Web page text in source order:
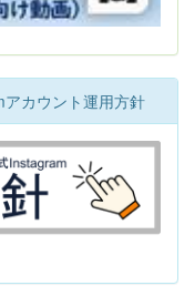
カウント運用方針